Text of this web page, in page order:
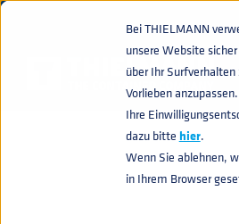
Bei THIELMANN
unsere Website
über Ihr
Vorlieben
Ihre
dazu bitte hier.
Wenn Sie ablehnen,
in Ihrem Browser